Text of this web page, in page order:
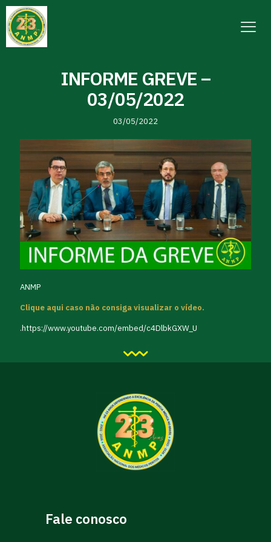
INFORME GREVE –
03/05/2022
03/05/2022
ANMP
Clique aqui caso não consiga visualizar o vídeo.
.https://www.youtube.com/embed/c4DlbkGXW_U
Fale conosco